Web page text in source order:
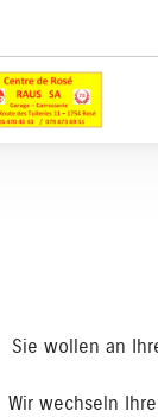
Sie wollen an
Wir wechseln